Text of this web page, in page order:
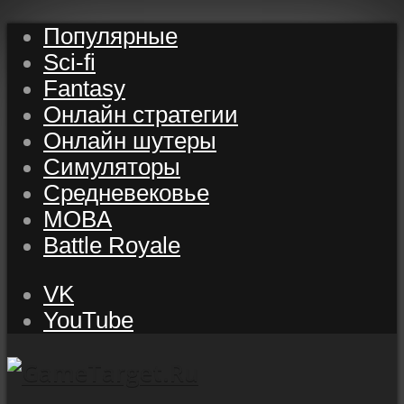
Популярные
Sci-fi
Fantasy
Онлайн стратегии
Онлайн шутеры
Симуляторы
Средневековье
MOBA
Battle Royale
VK
YouTube